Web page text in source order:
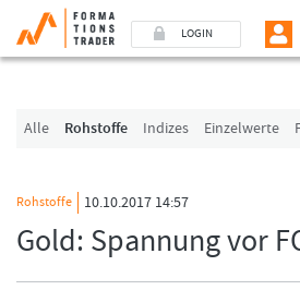
LOGIN
Alle Rohstoffe Indizes Einzelwerte
Rohstoffe 10.10.2017 14:57
Gold: Spannung vor
Benutzer (E-Mail-Adresse in Kleinschrift)
Angemeldet bleiben